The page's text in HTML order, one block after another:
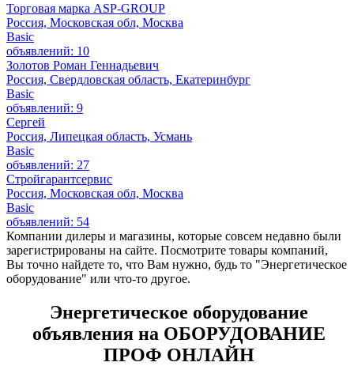
Торговая марка ASP-GROUP
Россия, Московская обл, Москва
Basic
объявлений: 10
Золотов Роман Геннадьевич
Россия, Свердловская область, Екатеринбург
Basic
объявлений: 9
Сергей
Россия, Липецкая область, Усмань
Basic
объявлений: 27
Стройгарантсервис
Россия, Московская обл, Москва
Basic
объявлений: 54
Компании дилеры и магазины, которые совсем недавно были
зарегистрированы на сайте. Посмотрите товары компаний,
Вы точно найдете то, что Вам нужно, будь то "Энергетическое
оборудование" или что-то другое.
Энергетическое оборудование
объявления на ОБОРУДОВАНИЕ
ПРОФ ОНЛАЙН